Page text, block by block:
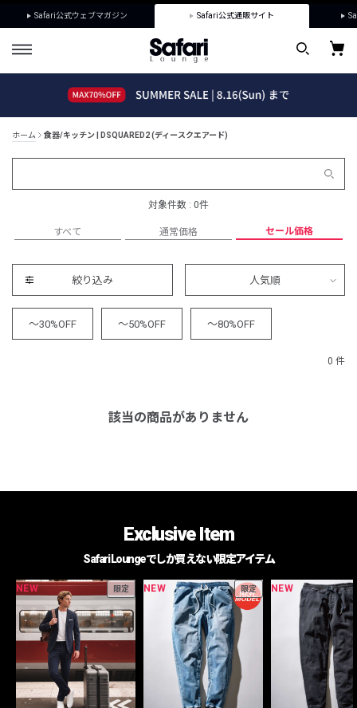
Safari公式ウェブマガジン Safari公式通販サイト
ホーム 食器/キッチン | DSQUARED2 (ディースクエアード)
対象件数 : 0件
すべて 通常価格 セール価格
絞り込み 人気順
～30%OFF ～50%OFF ～80%OFF
0 件
該当の商品がありません
Exclusive Item
Safari Loungeでしか買えない限定アイテム
NEW 限定 NEW 限定 NEW